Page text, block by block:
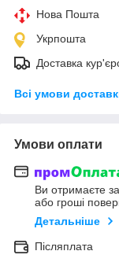
Нова Пошта
Укрпошта
Доставка
Всі умови
Умови оплати
Ви отримаєте
або гроші
Детальніше
Післяплата